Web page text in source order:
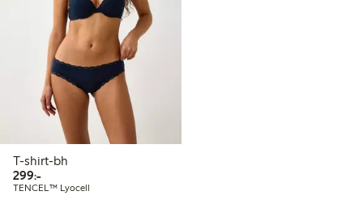
T-shirt-bh
299:-299,00 kr
TENCEL™ Lyocell